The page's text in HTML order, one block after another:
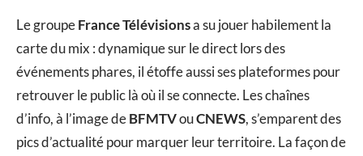
Le groupeFrance Télévisionsa su jouer habilement la
carte du mix : dynamique sur le direct lors des
événements phares, il étoffe aussi ses plateformes pour
retrouver le public là où il se connecte. Les chaînes
d’info, à l’image deBFMTVouCNEWS, s’emparent des
pics d’actualité pour marquer leur territoire. La façon de